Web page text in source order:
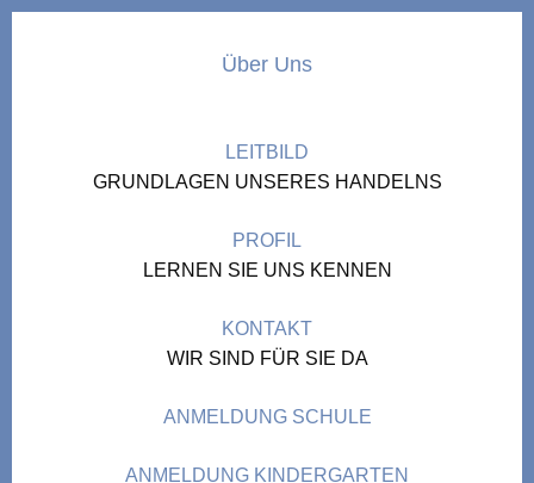
Über Uns
LEITBILD
GRUNDLAGEN UNSERES HANDELNS
PROFIL
LERNEN SIE UNS KENNEN
KONTAKT
WIR SIND FÜR SIE DA
ANMELDUNG SCHULE
ANMELDUNG KINDERGARTEN